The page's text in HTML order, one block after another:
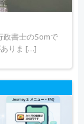
政書士のSomで
りま […]